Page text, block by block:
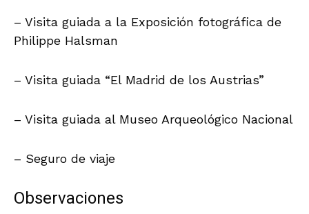
– Visita guiada a la Exposición fotográfica de
Philippe Halsman
– Visita guiada “El Madrid de los Austrias”
– Visita guiada al Museo Arqueológico Nacional
– Seguro de viaje
Observaciones